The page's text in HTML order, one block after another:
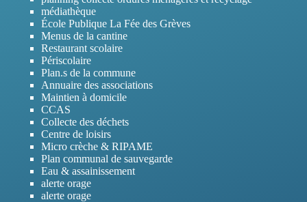
médiathèque
École Publique La Fée des Grèves
Menus de la cantine
Restaurant scolaire
Périscolaire
Plan.s de la commune
Annuaire des associations
Maintien à domicile
CCAS
Collecte des déchets
Centre de loisirs
Micro crèche & RIPAME
Plan communal de sauvegarde
Eau & assainissement
alerte orage
alerte orage